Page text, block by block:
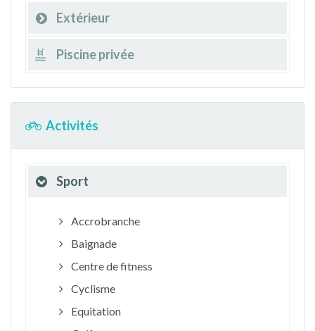
Extérieur
Piscine privée
Activités
Sport
Accrobranche
Baignade
Centre de fitness
Cyclisme
Equitation